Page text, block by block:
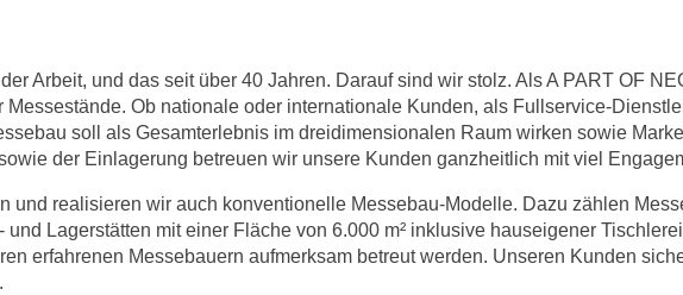
Arbeit, und das seit über 40 Jahren. Darauf sind wir stolz. Als A PART OF
Ob nationale oder internationale Kunden, als Fullservice-
soll als Gesamterlebnis im dreidimensionalen Raum wirken sowie
der Einlagerung betreuen wir unsere Kunden ganzheitlich mit viel
und realisieren wir auch konventionelle Messebau-Modelle. Dazu zählen
Lagerstätten mit einer Fläche von 6.000 m² inklusive hauseigener
erfahrenen Messebauern aufmerksam betreut werden. Unseren Kunden